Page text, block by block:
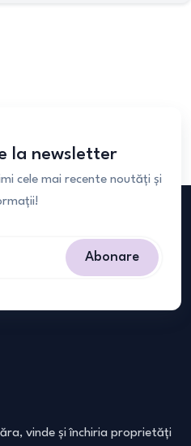
la newsletter
cele mai recente noutăți și
Abonare
vinde și închiria proprietăți